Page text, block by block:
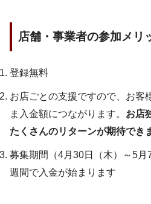
店舗・事業者の参加メリ
登録無料
お店ごとの支援ですので、お客
ま入金額につながります。 お店
たくさんのリターンが期待でき
募集期間（4月30日（木）～5
週間で入金が始まります